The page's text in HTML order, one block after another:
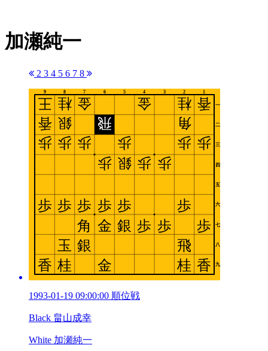
加瀬純一
2 3 4 5 6 7 8
1993-01-19 09:00:00 順位戦
Black 畠山成幸
White 加瀬純一